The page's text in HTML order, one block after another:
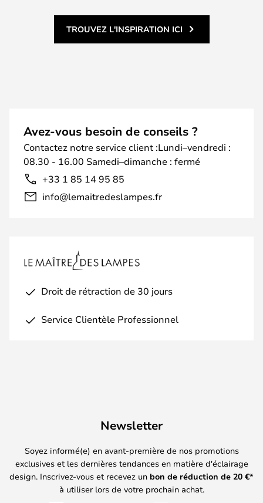
TROUVEZ L'INSPIRATION ICI
Avez-vous besoin de conseils ?
Contactez notre service client :Lundi–vendredi :
08.30 - 16.00 Samedi–dimanche : fermé
+33 1 85 14 95 85
info@lemaitredeslampes.fr
Droit de rétraction de 30 jours
Service Clientèle Professionnel
Newsletter
Soyez informé(e) en avant-première de nos promotions
exclusives et les dernières tendances en matière d'éclairage
design. Inscrivez-vous et recevez un bon de réduction de 20 €*
à utiliser lors de votre prochain achat.